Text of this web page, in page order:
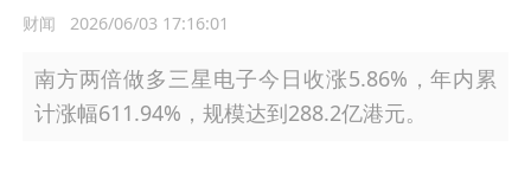
财闻 2026/06/03 17:16:01
南方两倍做多三星电子今日收涨5.86%，年内累
计涨幅611.94%，规模达到288.2亿港元。